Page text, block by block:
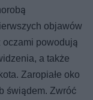
objawów
oczami powodują
a także
Zaropiałe oko
świądem. Zwróć